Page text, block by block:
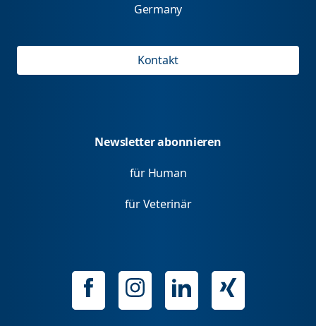
Germany
Kontakt
Newsletter abonnieren
für Human
für Veterinär